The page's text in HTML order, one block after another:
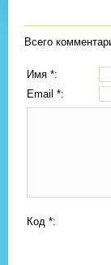
Всего
Имя *:
Email *:
Код *: